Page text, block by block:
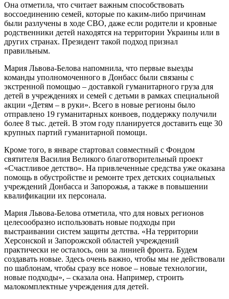
Она отметила, что считает важным способствовать
воссоединению семей, которые по каким-либо причинам
были разлучены в ходе СВО, даже если родители и кровные
родственники детей находятся на территории Украины или в
других странах. Президент такой подход признал
правильным.
Мария Львова-Белова напомнила, что первые выезды
команды уполномоченного в Донбасс были связаны с
экстренной помощью – доставкой гуманитарного груза для
детей в учреждениях и семей с детьми в рамках специальной
акции «Детям – в руки». Всего в новые регионы было
отправлено 19 гуманитарных конвоев, поддержку получили
более 8 тыс. детей. В этом году планируется доставить еще 30
крупных партий гуманитарной помощи.
Кроме того, в январе стартовал совместный с Фондом
святителя Василия Великого благотворительный проект
«Счастливое детство». На привлеченные средства уже оказана
помощь в обустройстве и ремонте трех детских социальных
учреждений Донбасса и Запорожья, а также в повышении
квалификации их персонала.
Мария Львова-Белова отметила, что для новых регионов
целесообразно использовать новые подходы при
выстраивании систем защиты детства. «На территории
Херсонской и Запорожской областей учреждений
практически не осталось, они за линией фронта. Будем
создавать новые. Здесь очень важно, чтобы мы не действовали
по шаблонам, чтобы сразу все новое – новые технологии,
новые подходы», – сказала она. Например, строить
малокомплектные учреждения для детей.